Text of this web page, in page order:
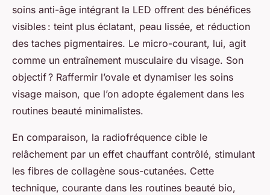
soins anti-âge intégrant la LED offrent des bénéfices
visibles : teint plus éclatant, peau lissée, et réduction
des taches pigmentaires. Le micro-courant, lui, agit
comme un entraînement musculaire du visage. Son
objectif ? Raffermir l’ovale et dynamiser les soins
visage maison, que l’on adopte également dans les
routines beauté minimalistes.
En comparaison, la radiofréquence cible le
relâchement par un effet chauffant contrôlé, stimulant
les fibres de collagène sous-cutanées. Cette
technique, courante dans les routines beauté bio,